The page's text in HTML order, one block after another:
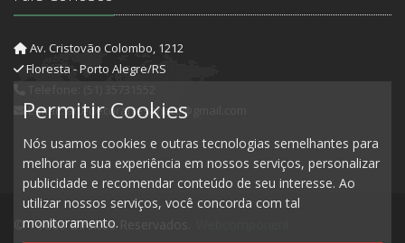
Av. Cristovão Colombo, 1212
Floresta - Porto Alegre/RS
E-mail: artedecorartesanato@gmail.com
© Todos Direitos Reservados.
Permitir Cookies
Nós usamos cookies e outras tecnologias semelhantes para
melhorar a sua experiência em nossos serviços, personalizar
publicidade e recomendar conteúdo de seu interesse. Ao
utilizar nossos serviços, você concorda com tal
monitoramento.